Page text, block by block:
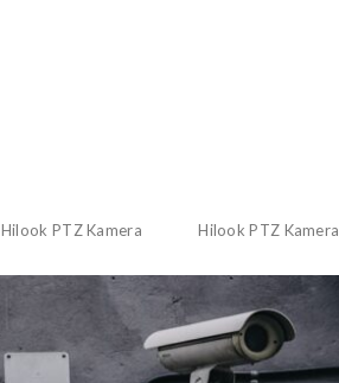
Hilook PTZ Kamera Hilook PTZ Kamera